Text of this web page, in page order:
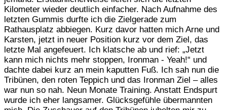
Kilometer wieder deutlich einfacher. Nach Aufnahme des
letzten Gummis durfte ich die Zielgerade zum
Rathausplatz abbiegen. Kurz davor hatten mich Arne und
Karsten, jetzt in neuer Position kurz vor dem Ziel, das
letzte Mal angefeuert. Ich klatsche ab und rief: „Jetzt
kann mich nichts mehr stoppen, Ironman - Yeah!“ und
dachte dabei kurz an mein kaputten Fuß. Ich sah nun die
Tribünen, den roten Teppich und das Ironman Ziel – alles
war nun so nah. Neun Monate Training. Anstatt Endspurt
wurde ich eher langsamer. Glücksgefühle übermannten